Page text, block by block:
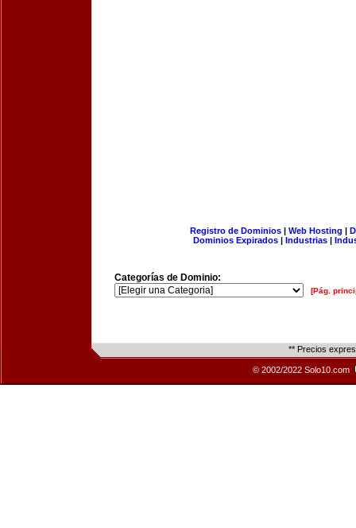
Registro de Dominios| Web Hosting |
Dominios Expirados | Industrias |
Categorías de Dominio:
[Pág.
** Precios
© 2002/2022 Solo10.com